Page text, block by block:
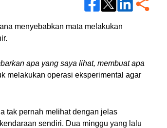
menyebabkan mata melakukan
apa yang saya lihat, membuat apa
melakukan operasi eksperimental agar
tak pernah melihat dengan jelas
sendiri. Dua minggu yang lalu